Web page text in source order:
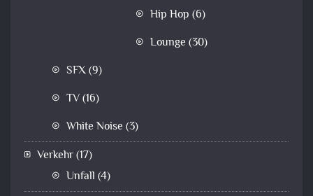
Hip Hop (6)
Lounge (30)
SFX(9)
TV(16)
White Noise (3)
Verkehr(17)
Unfall (4)